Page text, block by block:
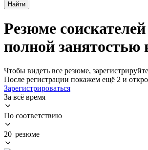
Найти
Резюме
полной занятостью
Чтобы видеть все резюме,
После регистрации покажем ещё 2 и
Зарегистрироваться
За всё время
По соответствию
20 резюме